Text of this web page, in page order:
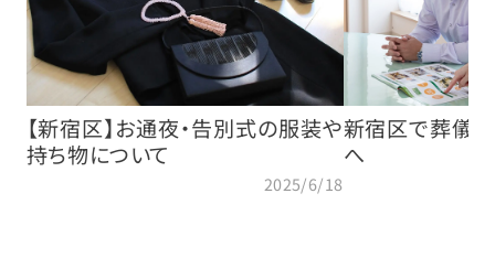
【新宿区】お通夜・告別式の服装や
持ち物について
2025/6/18
新宿区で葬儀
へ